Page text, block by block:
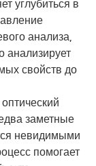
углубиться в
анализа,
анализирует
свойств до
заметные
невидимыми
помогает